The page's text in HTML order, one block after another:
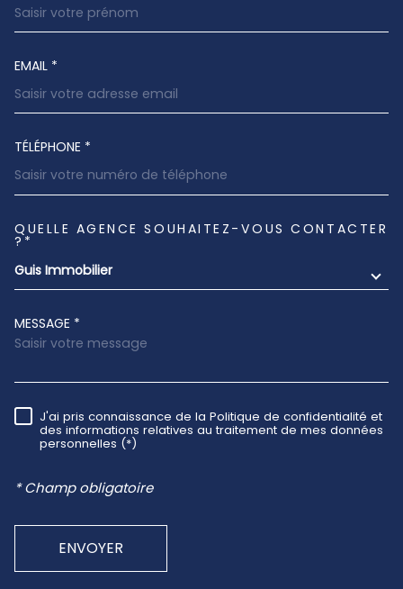
EMAIL *
TÉLÉPHONE *
TRAD_MELTEM_VOREDEMANDE
QUELLE AGENCE SOUHAITEZ-VOUS CONTACTER
?*
Guis Immobilier
MESSAGE *
RÈGLEMENTATION
J'ai pris connaissance de la Politique de confidentialité et
des informations relatives au traitement de mes données
personnelles (*)
* Champ obligatoire
ENVOYER